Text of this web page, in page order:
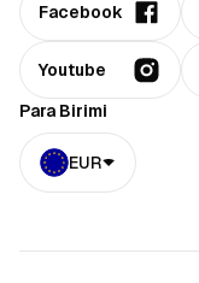
Facebook
Youtube
Para Birimi
EUR